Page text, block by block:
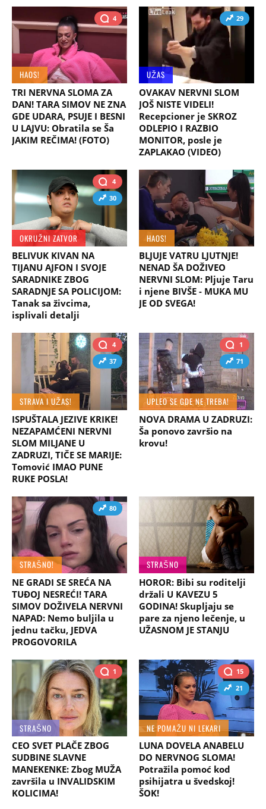
4
HAOS!
TRI NERVNA SLOMA ZA
DAN! TARA SIMOV NE ZNA
GDE UDARA, PSUJE I BESNI
U LAJVU: Obratila se Ša
JAKIM REČIMA! (FOTO)
29
UŽAS
OVAKAV NERVNI SLOM
JOŠ NISTE VIDELI!
Recepcioner je SKROZ
ODLEPIO I RAZBIO
MONITOR, posle je
ZAPLAKAO (VIDEO)
4
30
OKRUŽNI ZATVOR
BELIVUK KIVAN NA
TIJANU AJFON I SVOJE
SARADNIKE ZBOG
SARADNJE SA POLICIJOM:
Tanak sa živcima,
isplivali detalji
HAOS!
BLJUJE VATRU LJUTNJE!
NENAD ŠA DOŽIVEO
NERVNI SLOM: Pljuje Taru
i njene BIVŠE - MUKA MU
JE OD SVEGA!
4
37
STRAVA I UŽAS!
ISPUŠTALA JEZIVE KRIKE!
NEZAPAMĆENI NERVNI
SLOM MILJANE U
ZADRUZI, TIČE SE MARIJE:
Tomović IMAO PUNE
RUKE POSLA!
1
71
UPLEO SE GDE NE TREBA!
NOVA DRAMA U ZADRUZI:
Ša ponovo završio na
krovu!
80
STRAŠNO!
NE GRADI SE SREĆA NA
TUĐOJ NESREĆI! TARA
SIMOV DOŽIVELA NERVNI
NAPAD: Nemo buljila u
jednu tačku, JEDVA
PROGOVORILA
STRAŠNO
HOROR: Bibi su roditelji
držali U KAVEZU 5
GODINA! Skupljaju se
pare za njeno lečenje, u
UŽASNOM JE STANJU
1
STRAŠNO
CEO SVET PLAČE ZBOG
SUDBINE SLAVNE
MANEKENKE: Zbog MUŽA
završila u INVALIDSKIM
KOLICIMA!
15
21
NE POMAŽU NI LEKARI
LUNA DOVELA ANABELU
DO NERVNOG SLOMA!
Potražila pomoć kod
psihijatra u švedskoj!
ŠOK!